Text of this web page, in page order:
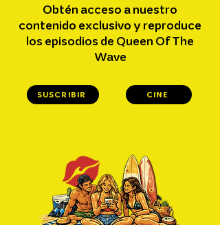
Obtén acceso a nuestro
contenido exclusivo y reproduce
los episodios de Queen Of The
Wave
SUSCRIBIR CINE